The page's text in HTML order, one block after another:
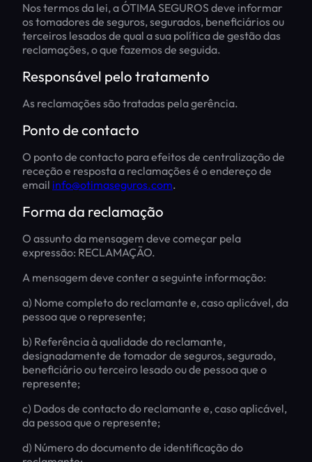
Nos termos da lei, a ÓTIMA SEGUROS deve informar
os tomadores de seguros, segurados, beneficiários ou
terceiros lesados de qual a sua política de gestão das
reclamações, o que fazemos de seguida.
Responsável pelo tratamento
As reclamações são tratadas pela gerência.
Ponto de contacto
O ponto de contacto para efeitos de centralização de
receção e resposta a reclamações é o endereço de
email info@otimaseguros.com.
Forma da reclamação
O assunto da mensagem deve começar pela
expressão: RECLAMAÇÃO.
A mensagem deve conter a seguinte informação:
a) Nome completo do reclamante e, caso aplicável, da
pessoa que o represente;
b) Referência à qualidade do reclamante,
designadamente de tomador de seguros, segurado,
beneficiário ou terceiro lesado ou de pessoa que o
represente;
c) Dados de contacto do reclamante e, caso aplicável,
da pessoa que o represente;
d) Número do documento de identificação do